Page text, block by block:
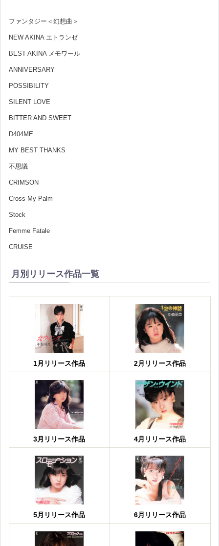
ファンタジー＜幻想曲＞
NEW AKINA エトランゼ
BEST AKINA メモワール
ANNIVERSARY
POSSIBILITY
SILENT LOVE
BITTER AND SWEET
D404ME
MY BEST THANKS
不思議
CRIMSON
Cross My Palm
Stock
Femme Fatale
CRUISE
月別リリース作品一覧
1月リリース作品 2月リリース作品
3月リリース作品 4月リリース作品
5月リリース作品 6月リリース作品